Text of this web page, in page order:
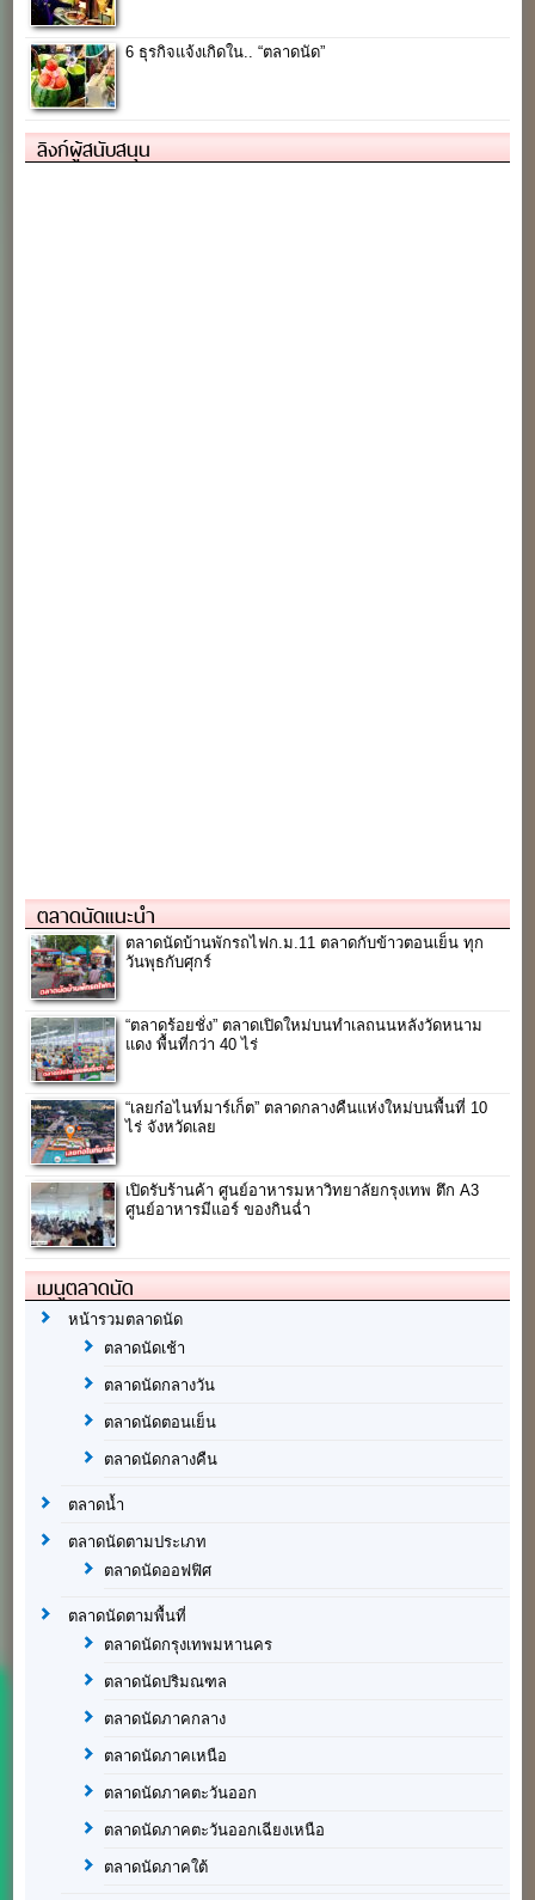
6 ธุรกิจแจ้งเกิดใน.. “ตลาดนัด”
ลิงก์ผู้สนับสนุน
ตลาดนัดแนะนำ
ตลาดนัดบ้านพักรถไฟก.ม.11 ตลาดกับข้าวตอนเย็น ทุก
วันพุธกับศุกร์
“ตลาดร้อยชั่ง” ตลาดเปิดใหม่บนทำเลถนนหลังวัดหนาม
แดง พื้นที่กว่า 40 ไร่
“เลยก๋อไนท์มาร์เก็ต” ตลาดกลางคืนแห่งใหม่บนพื้นที่ 10
ไร่ จังหวัดเลย
เปิดรับร้านค้า ศูนย์อาหารมหาวิทยาลัยกรุงเทพ ตึก A3
ศูนย์อาหารมีแอร์ ของกินฉ่ำ
เมนูตลาดนัด
หน้ารวมตลาดนัด
ตลาดนัดเช้า
ตลาดนัดกลางวัน
ตลาดนัดตอนเย็น
ตลาดนัดกลางคืน
ตลาดน้ำ
ตลาดนัดตามประเภท
ตลาดนัดออฟฟิศ
ตลาดนัดตามพื้นที่
ตลาดนัดกรุงเทพมหานคร
ตลาดนัดปริมณฑล
ตลาดนัดภาคกลาง
ตลาดนัดภาคเหนือ
ตลาดนัดภาคตะวันออก
ตลาดนัดภาคตะวันออกเฉียงเหนือ
ตลาดนัดภาคใต้